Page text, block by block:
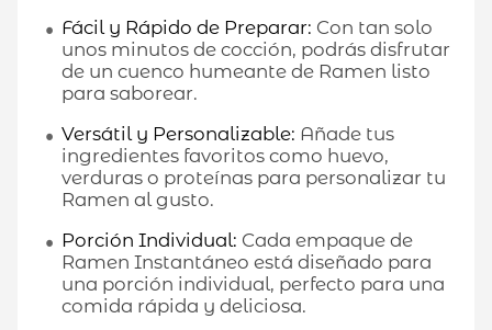
Fácil y Rápido de Preparar: Con tan solo
unos minutos de cocción, podrás disfrutar
de un cuenco humeante de Ramen listo
para saborear.
Versátil y Personalizable: Añade tus
ingredientes favoritos como huevo,
verduras o proteínas para personalizar tu
Ramen al gusto.
Porción Individual: Cada empaque de
Ramen Instantáneo está diseñado para
una porción individual, perfecto para una
comida rápida y deliciosa.